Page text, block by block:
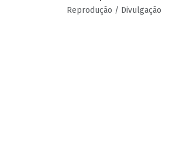
Reprodução / Divulgação